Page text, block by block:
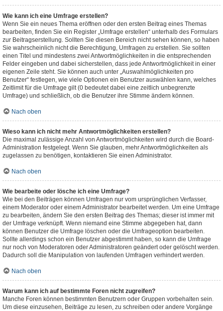
Wie kann ich eine Umfrage erstellen?
Wenn Sie ein neues Thema eröffnen oder den ersten Beitrag eines Themas
bearbeiten, finden Sie ein Register „Umfrage erstellen“ unterhalb des Formulars
zur Beitragserstellung. Sollten Sie diesen Bereich nicht sehen können, so haben
Sie wahrscheinlich nicht die Berechtigung, Umfragen zu erstellen. Sie sollten
einen Titel und mindestens zwei Antwortmöglichkeiten in die entsprechenden
Felder eingeben und dabei sicherstellen, dass jede Antwortmöglichkeit in einer
eigenen Zeile steht. Sie können auch unter „Auswahlmöglichkeiten pro
Benutzer“ festlegen, wie viele Optionen ein Benutzer auswählen kann, welches
Zeitlimit für die Umfrage gilt (0 bedeutet dabei eine zeitlich unbegrenzte
Umfrage) und schließlich, ob die Benutzer ihre Stimme ändern können.
Nach oben
Wieso kann ich nicht mehr Antwortmöglichkeiten erstellen?
Die maximal zulässige Anzahl von Antwortmöglichkeiten wird durch die Board-
Administration festgelegt. Wenn Sie glauben, mehr Antwortmöglichkeiten als
zugelassen zu benötigen, kontaktieren Sie einen Administrator.
Nach oben
Wie bearbeite oder lösche ich eine Umfrage?
Wie bei den Beiträgen können Umfragen nur vom ursprünglichen Verfasser,
einem Moderator oder einem Administrator bearbeitet werden. Um eine Umfrage
zu bearbeiten, ändern Sie den ersten Beitrag des Themas; dieser ist immer mit
der Umfrage verknüpft. Wenn niemand eine Stimme abgegeben hat, dann
können Benutzer die Umfrage löschen oder die Umfrageoption bearbeiten.
Sollte allerdings schon ein Benutzer abgestimmt haben, so kann die Umfrage
nur noch von Moderatoren oder Administratoren geändert oder gelöscht werden.
Dadurch soll die Manipulation von laufenden Umfragen verhindert werden.
Nach oben
Warum kann ich auf bestimmte Foren nicht zugreifen?
Manche Foren können bestimmten Benutzern oder Gruppen vorbehalten sein.
Um diese einzusehen, Beiträge zu lesen, zu schreiben oder andere Vorgänge